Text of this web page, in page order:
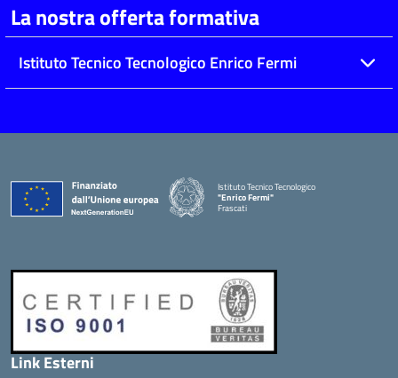
La nostra offerta formativa
Istituto Tecnico Tecnologico Enrico Fermi
Istituto Tecnico Tecnologico
"Enrico Fermi"
Frascati
Link Esterni